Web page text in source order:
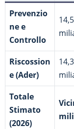
Prevenzio
ne e
Controllo
14,5
Riscossion
e (Ader)
14,3
Totale
Stimato
(2026)